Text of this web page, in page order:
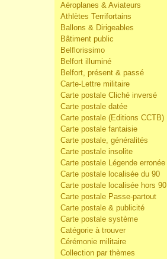
Aéroplanes & Aviateurs
Athlètes Terrifortains
Ballons & Dirigeables
Bâtiment public
Belflorissimo
Belfort illuminé
Belfort, présent & passé
Carte-Lettre militaire
Carte postale Cliché inversé
Carte postale datée
Carte postale (Editions CCTB)
Carte postale fantaisie
Carte postale, généralités
Carte postale insolite
Carte postale Légende erronée
Carte postale localisée du 90
Carte postale localisée hors 90
Carte postale Passe-partout
Carte postale & publicité
Carte postale système
Catégorie à trouver
Cérémonie militaire
Collection par thèmes